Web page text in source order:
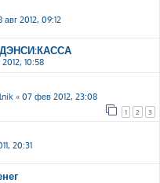
авг 2012, 09:12
ДЭНСИ:КАССА
10:58
« 07 фев 2012, 23:08
1 2 3
20:31